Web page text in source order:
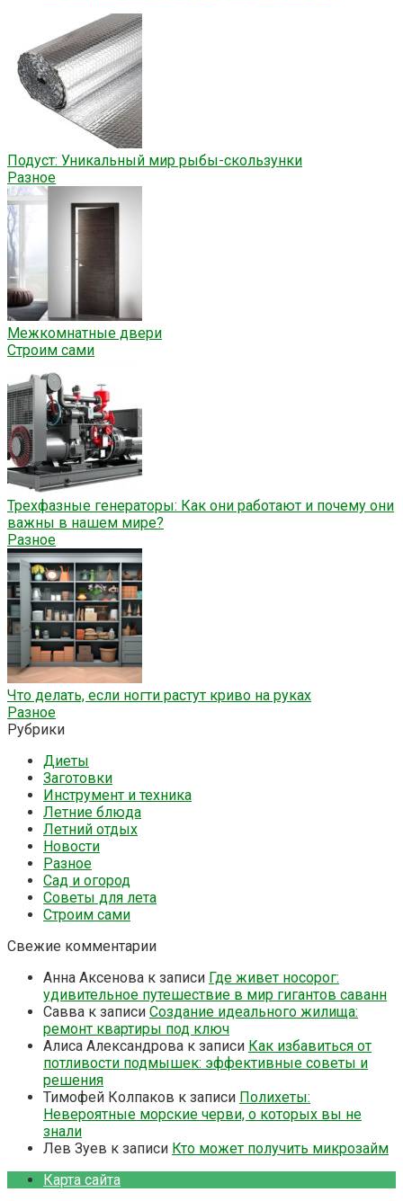
Подуст: Уникальный мир рыбы-скользунки
Разное
Межкомнатные двери
Строим сами
Трехфазные генераторы: Как они работают и почему они
важны в нашем мире?
Разное
Что делать, если ногти растут криво на руках
Разное
Рубрики
Диеты
Заготовки
Инструмент и техника
Летние блюда
Летний отдых
Новости
Разное
Сад и огород
Советы для лета
Строим сами
Свежие комментарии
Анна Аксенова к записи Где живет носорог:
удивительное путешествие в мир гигантов саванн
Савва к записи Создание идеального жилища:
ремонт квартиры под ключ
Алиса Александрова к записи Как избавиться от
потливости подмышек: эффективные советы и
решения
Тимофей Колпаков к записи Полихеты:
Невероятные морские черви, о которых вы не
знали
Лев Зуев к записи Кто может получить микрозайм
Карта сайта